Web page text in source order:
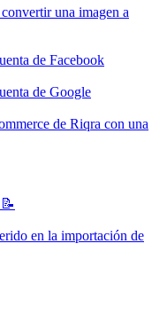
una imagen a
de Facebook
de Google
de Riqra con una
en la importación de